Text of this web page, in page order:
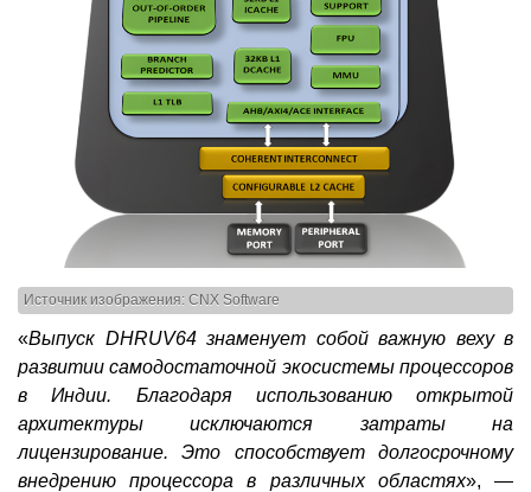
Источник изображения: CNX Software
«Выпуск DHRUV64 знаменует собой важную веху в
развитии самодостаточной экосистемы процессоров
в Индии. Благодаря использованию открытой
архитектуры исключаются затраты на
лицензирование. Это способствует долгосрочному
внедрению процессора в различных областях», —